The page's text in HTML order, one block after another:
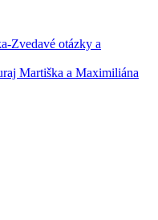
Zvedavé otázky a
Martiška a Maximiliána